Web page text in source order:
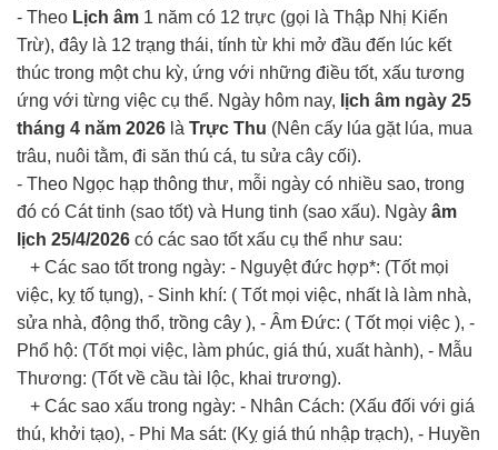
- Theo Lịch âm 1 năm có 12 trực (gọi là Thập Nhị Kiến
Trừ), đây là 12 trạng thái, tính từ khi mở đầu đến lúc kết
thúc trong một chu kỳ, ứng với những điều tốt, xấu tương
ứng với từng việc cụ thể. Ngày hôm nay, lịch âm ngày 25
tháng 4 năm 2026 là Trực Thu (Nên cấy lúa gặt lúa, mua
trâu, nuôi tằm, đi săn thú cá, tu sửa cây cối).
- Theo Ngọc hạp thông thư, mỗi ngày có nhiều sao, trong
đó có Cát tinh (sao tốt) và Hung tinh (sao xấu). Ngày âm
lịch 25/4/2026 có các sao tốt xấu cụ thể như sau:
+ Các sao tốt trong ngày: - Nguyệt đức hợp*: (Tốt mọi
việc, kỵ tố tụng), - Sinh khí: ( Tốt mọi việc, nhất là làm nhà,
sửa nhà, động thổ, trồng cây ), - Âm Đức: ( Tốt mọi việc ), -
Phổ hộ: (Tốt mọi việc, làm phúc, giá thú, xuất hành), - Mẫu
Thương: (Tốt về cầu tài lộc, khai trương).
+ Các sao xấu trong ngày: - Nhân Cách: (Xấu đối với giá
thú, khởi tạo), - Phi Ma sát: (Kỵ giá thú nhập trạch), - Huyền